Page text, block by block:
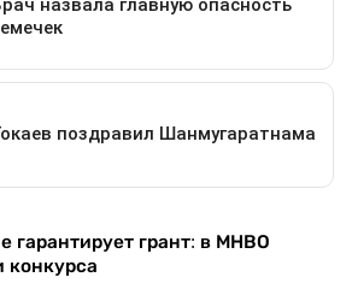
гарантирует грант: в МНВО
конкурса